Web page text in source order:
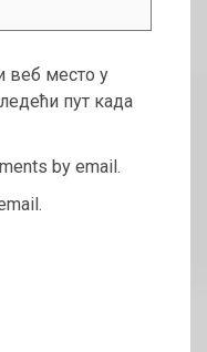
веб место у
пут када
by email.